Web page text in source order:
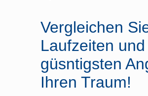
Vergleichen
Laufzeiten
güsntigsten
Ihren Traum!